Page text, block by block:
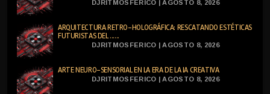
ARQUITECTURA RETRO-HOLOGRÁFICA: RESCATANDO ESTÉTICAS
FUTURISTAS DEL ......
DJRITMOSFERICO | AGOSTO 8, 2026
ARTE NEURO-SENSORIAL EN LA ERA DE LA IA CREATIVA
DJRITMOSFERICO | AGOSTO 8, 2026